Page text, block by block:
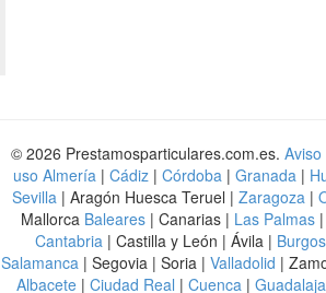
© 2026 Prestamosparticulares.com.es. Aviso
uso Almería| Cádiz| Córdoba| Granada|
Sevilla | Aragón Huesca Teruel | Zaragoza |
Mallorca Baleares| Canarias | Las Palmas|
Cantabria | Castilla y León | Ávila | Burgos
Salamanca| Segovia | Soria | Valladolid |
Albacete | Ciudad Real | Cuenca |